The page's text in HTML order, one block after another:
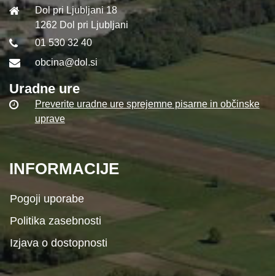
Dol pri Ljubljani 18
1262 Dol pri Ljubljani
01 530 32 40
obcina@dol.si
Uradne ure
Preverite uradne ure sprejemne pisarne in občinske
uprave
INFORMACIJE
Pogoji uporabe
Politika zasebnosti
Izjava o dostopnosti